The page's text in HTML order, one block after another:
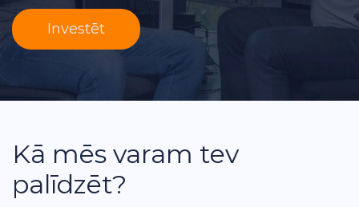
Investēt
Kā mēs varam tev
palīdzēt?